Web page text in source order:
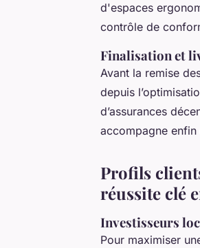
d'espaces
contrôle de
Finalisation et
Avant la remise
depuis
d’assurances
accompagne
Profils
réussite clé
Investisseurs
Pour maximiser